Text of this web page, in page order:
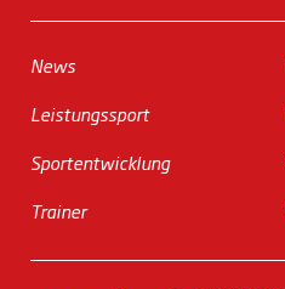
News
Leistungssport
Sportentwicklung
Trainer